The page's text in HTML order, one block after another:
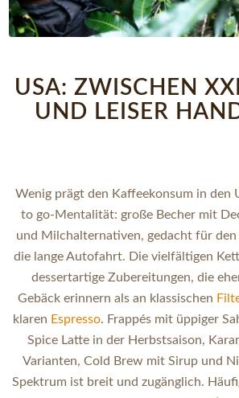
USA: ZWISCHEN
UND LEISER
Wenig prägt den Kaffeekonsum in den
to go-Mentalität: große Becher mit
und Milchalternativen, gedacht für
die lange Autofahrt. Die vielfältigen
dessertartige Zubereitungen, die
Gebäck erinnern als an klassischen
klaren Espresso. Frappés mit üppiger
Spice Latte in der Herbstsaison,
Varianten, Cold Brew mit Sirup und
Spektrum ist breit und zugänglich.